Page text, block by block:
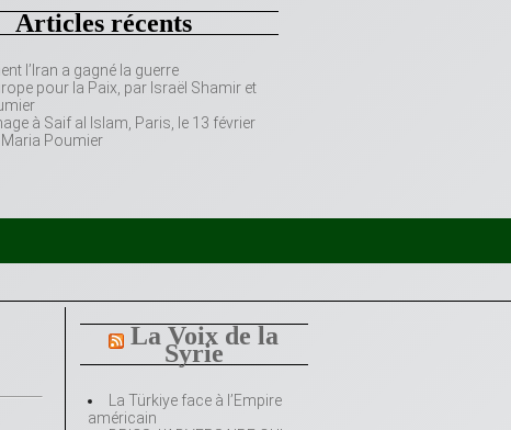
Articles récents
l’Iran a gagné la guerre
pour la Paix, par Israël Shamir et
à Saif al Islam, Paris, le 13 février
Poumier
La Voix de la
Syrie
La Türkiye face à l’Empire
américain